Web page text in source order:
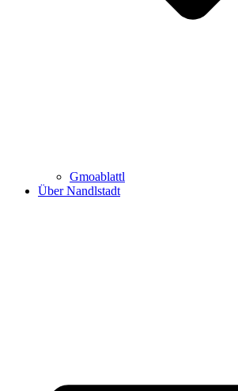
Gmoablattl
Über Nandlstadt